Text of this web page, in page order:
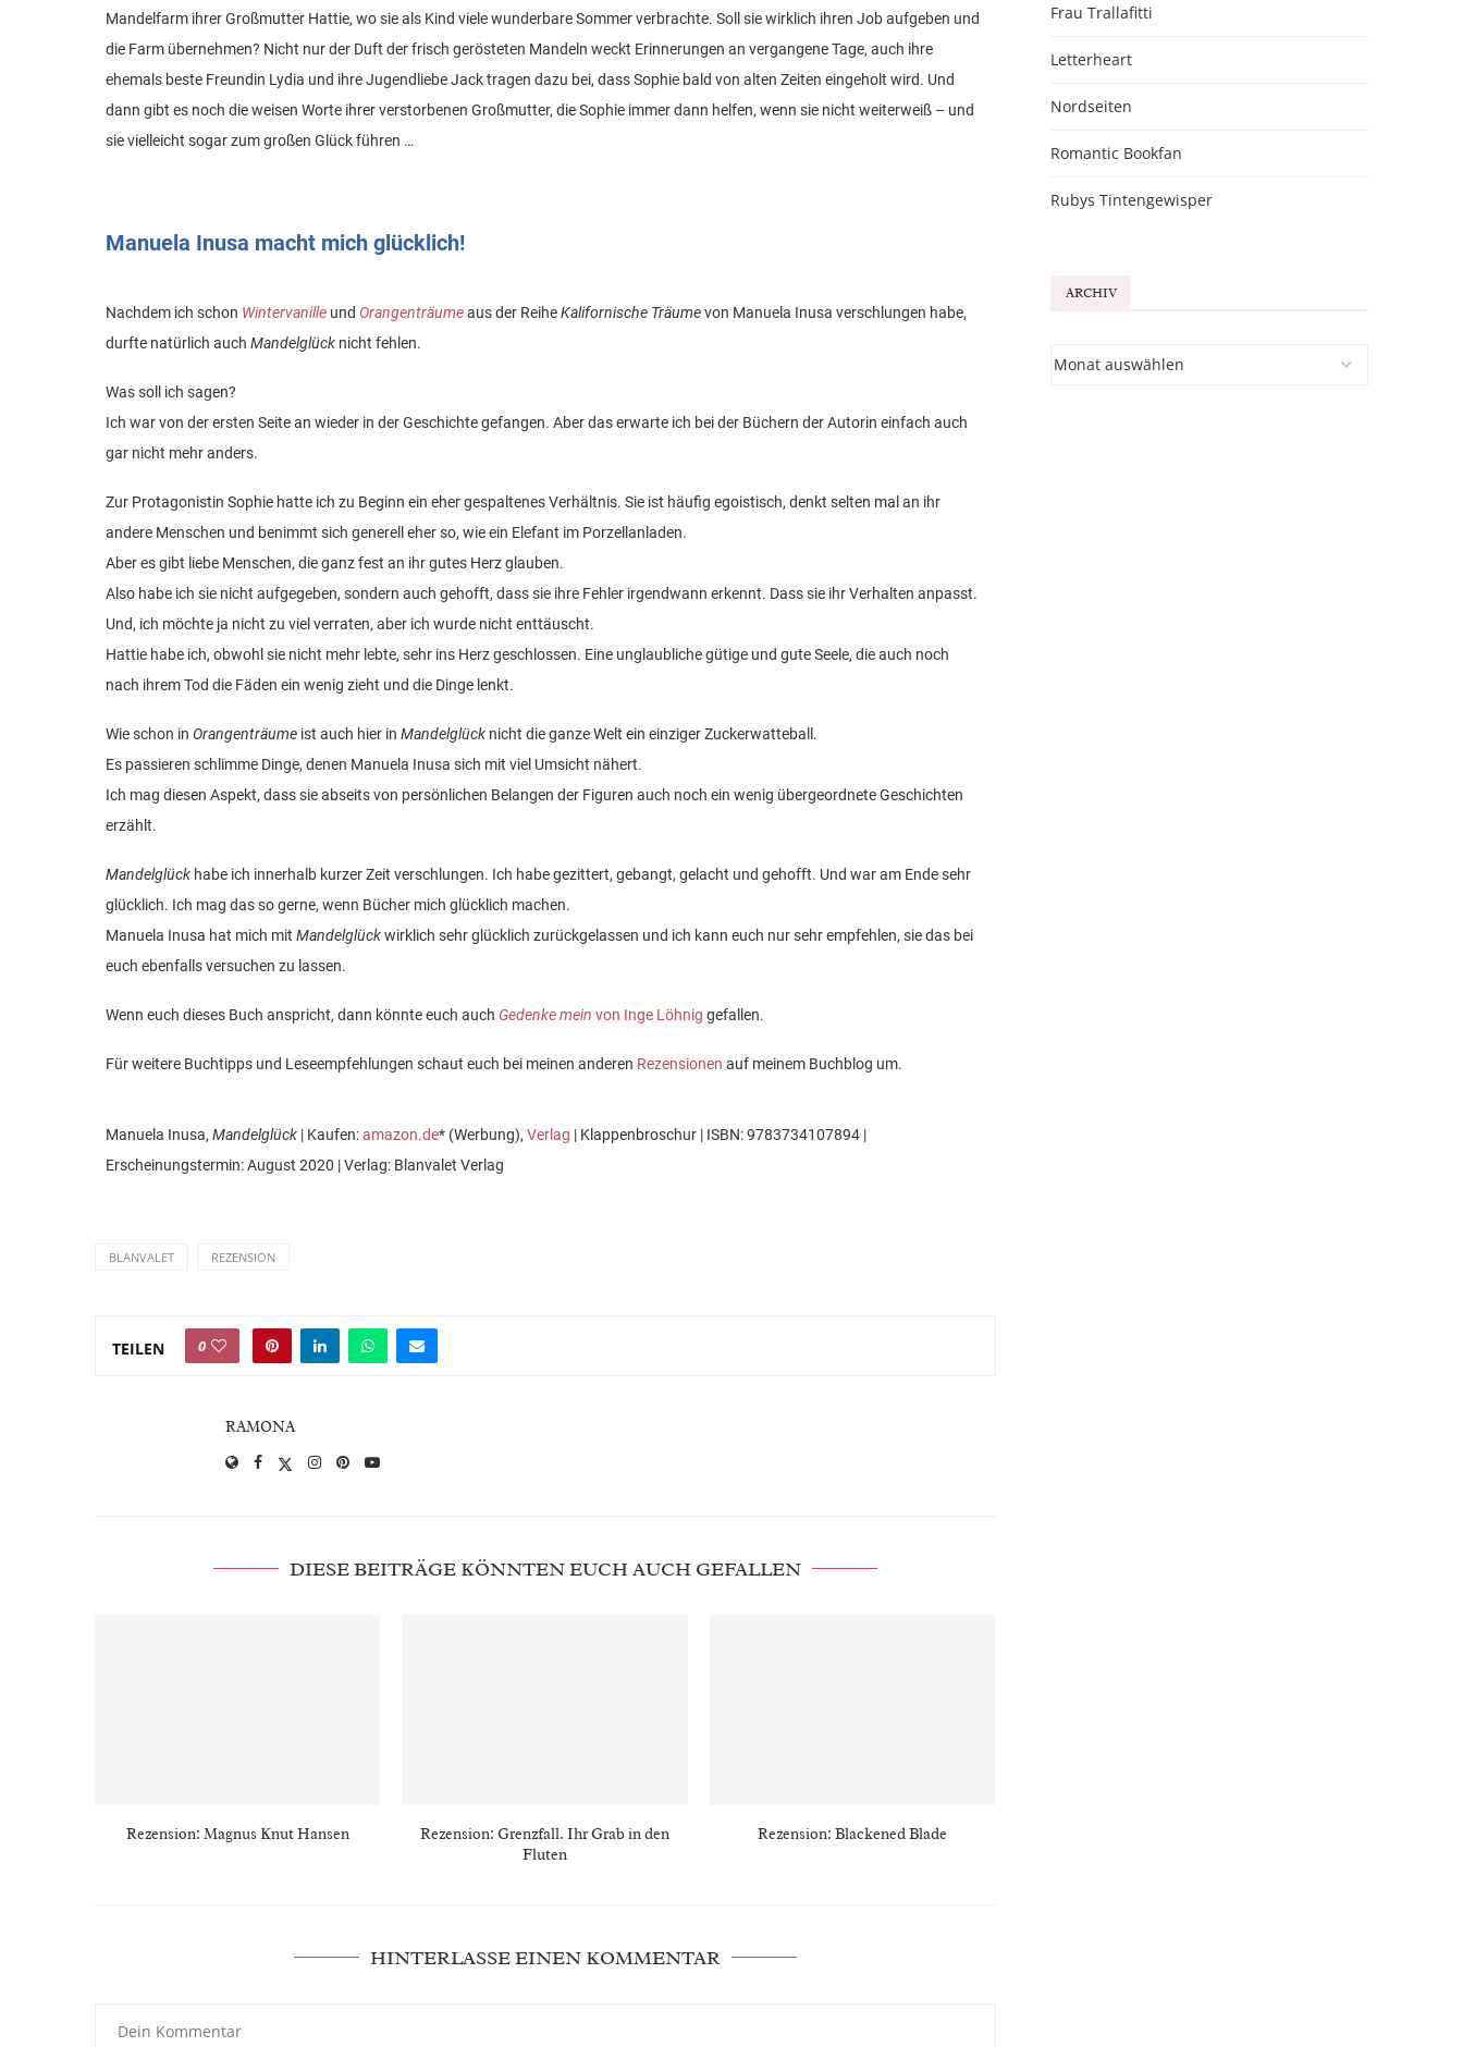
Mandelfarm ihrer Großmutter Hattie, wo sie als Kind viele wunderbare Sommer verbrachte. Soll sie wirklich ihren Job aufgeben und
die Farm übernehmen? Nicht nur der Duft der frisch gerösteten Mandeln weckt Erinnerungen an vergangene Tage, auch ihre
ehemals beste Freundin Lydia und ihre Jugendliebe Jack tragen dazu bei, dass Sophie bald von alten Zeiten eingeholt wird. Und
dann gibt es noch die weisen Worte ihrer verstorbenen Großmutter, die Sophie immer dann helfen, wenn sie nicht weiterweiß – und
sie vielleicht sogar zum großen Glück führen …
Manuela Inusa macht mich glücklich!
Nachdem ich schon Wintervanille und Orangenträumeaus der ReiheKalifornische Träumevon Manuela Inusa verschlungen habe,
durfte natürlich auch Mandelglück nicht fehlen.
Was soll ich sagen?
Ich war von der ersten Seite an wieder in der Geschichte gefangen. Aber das erwarte ich bei der Büchern der Autorin einfach auch
gar nicht mehr anders.
Zur Protagonistin Sophie hatte ich zu Beginn ein eher gespaltenes Verhältnis. Sie ist häufig egoistisch, denkt selten mal an ihr
andere Menschen und benimmt sich generell eher so, wie ein Elefant im Porzellanladen.
Aber es gibt liebe Menschen, die ganz fest an ihr gutes Herz glauben.
Also habe ich sie nicht aufgegeben, sondern auch gehofft, dass sie ihre Fehler irgendwann erkennt. Dass sie ihr Verhalten anpasst.
Und, ich möchte ja nicht zu viel verraten, aber ich wurde nicht enttäuscht.
Hattie habe ich, obwohl sie nicht mehr lebte, sehr ins Herz geschlossen. Eine unglaubliche gütige und gute Seele, die auch noch
nach ihrem Tod die Fäden ein wenig zieht und die Dinge lenkt.
Wie schon in Orangenträume ist auch hier in Mandelglück nicht die ganze Welt ein einziger Zuckerwatteball.
Es passieren schlimme Dinge, denen Manuela Inusa sich mit viel Umsicht nähert.
Ich mag diesen Aspekt, dass sie abseits von persönlichen Belangen der Figuren auch noch ein wenig übergeordnete Geschichten
erzählt.
Mandelglück habe ich innerhalb kurzer Zeit verschlungen. Ich habe gezittert, gebangt, gelacht und gehofft. Und war am Ende sehr
glücklich. Ich mag das so gerne, wenn Bücher mich glücklich machen.
Manuela Inusa hat mich mit Mandelglückwirklich sehr glücklich zurückgelassen und ich kann euch nur sehr empfehlen, sie das bei
euch ebenfalls versuchen zu lassen.
Wenn euch dieses Buch anspricht, dann könnte euch auch Gedenke mein von Inge Löhnig gefallen.
Für weitere Buchtipps und Leseempfehlungen schaut euch bei meinen anderen Rezensionen auf meinem Buchblog um.
Manuela Inusa, Mandelglück | Kaufen:amazon.de* (Werbung), Verlag | Klappenbroschur | ISBN: 9783734107894 |
Erscheinungstermin: August 2020 | Verlag: Blanvalet Verlag
BLANVALET REZENSION
TEILEN 0
RAMONA
DIESE BEITRÄGE KÖNNTEN EUCH AUCH GEFALLEN
Rezension: Magnus Knut Hansen
Rezension: Grenzfall. Ihr Grab in den
Fluten
Rezension: Blackened Blade
HINTERLASSE EINEN KOMMENTAR
Frau Trallafitti
Letterheart
Nordseiten
Romantic Bookfan
Rubys Tintengewisper
ARCHIV